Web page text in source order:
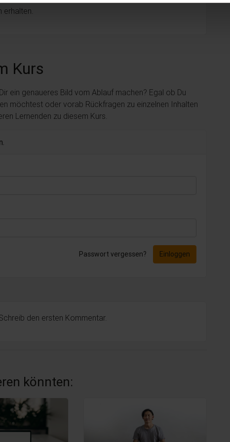
erhalten.
Kurs
ein genaueres Bild vom Ablauf machen? Egal ob Du
möchtest oder vorab Rückfragen zu einzelnen Inhalten
Lernenden zu diesem Kurs.
Passwort vergessen? Einloggen
den ersten Kommentar.
könnten: